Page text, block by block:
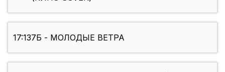
17:137Б - МОЛОДЫЕ ВЕТРА